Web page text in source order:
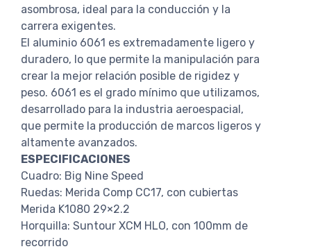
asombrosa, ideal para la conducción y la
carrera exigentes.
El aluminio 6061 es extremadamente ligero y
duradero, lo que permite la manipulación para
crear la mejor relación posible de rigidez y
peso. 6061 es el grado mínimo que utilizamos,
desarrollado para la industria aeroespacial,
que permite la producción de marcos ligeros y
altamente avanzados.
ESPECIFICACIONES
Cuadro: Big Nine Speed
Ruedas: Merida Comp CC17, con cubiertas
Merida K1080 29×2.2
Horquilla: Suntour XCM HLO, con 100mm de
recorrido